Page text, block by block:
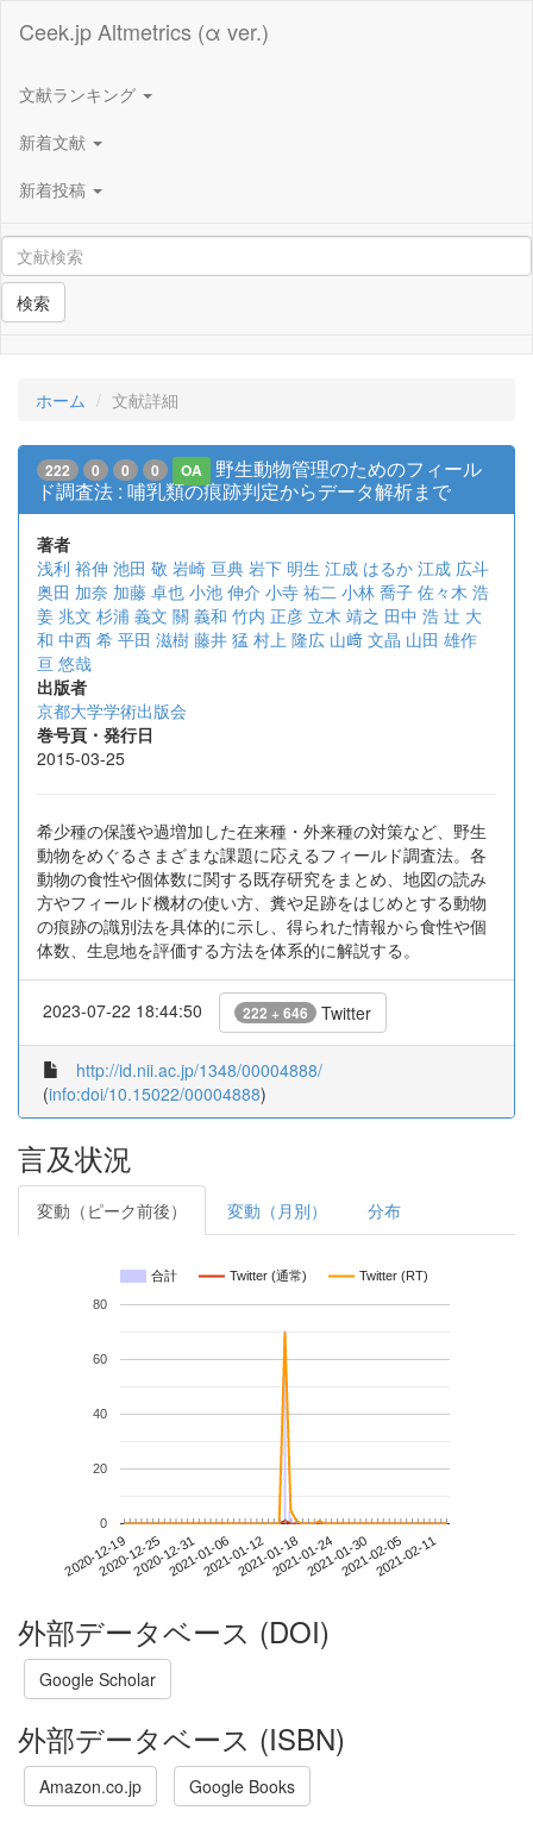
Ceek.jp Altmetrics (α ver.)
文献ランキング
新着文献
新着投稿
検索
ホーム 文献詳細
222 0 0 0 OA
野生動物管理のためのフィール
ド調査法 : 哺乳類の痕跡判定からデータ解析まで
著者
浅利 裕伸 池田 敬 岩崎 亘典 岩下 明生 江成 はるか 江成 広斗
奥田 加奈 加藤 卓也 小池 伸介 小寺 祐二 小林 喬子 佐々木 浩
姜 兆文 杉浦 義文 關 義和 竹内 正彦 立木 靖之 田中 浩 辻 大
和 中西 希 平田 滋樹 藤井 猛 村上 隆広 山﨑 文晶 山田 雄作
亘 悠哉
出版者
京都大学学術出版会
巻号頁・発行日
2015-03-25
希少種の保護や過増加した在来種・外来種の対策など、野生
動物をめぐるさまざまな課題に応えるフィールド調査法。各
動物の食性や個体数に関する既存研究をまとめ、地図の読み
方やフィールド機材の使い方、糞や足跡をはじめとする動物
の痕跡の識別法を具体的に示し、得られた情報から食性や個
体数、生息地を評価する方法を体系的に解説する。
2023-07-22 18:44:50 222 + 646 Twitter
http://id.nii.ac.jp/1348/00004888/
(info:doi/10.15022/00004888)
言及状況
変動（ピーク前後） 変動（月別） 分布
合計 Twitter (通常) Twitter (RT)
2020-12-192020-12-252020-12-312021-01-062021-01-122021-01-182021-01-242021-01-302021-02-052021-02-11
0
20
40
60
80
外部データベース (DOI)
Google Scholar
外部データベース (ISBN)
Amazon.co.jp Google Books